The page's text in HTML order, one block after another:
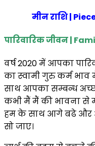
मीन राशि |
पारिवारिक जीवन |
वर्ष 2020 में आपका
का स्वामी गुरु कर्म भाव
साथ आपका सम्बन्ध
कभी मैं मैं की भावना से
हम के साथ आगे बढे और
सो जाए।